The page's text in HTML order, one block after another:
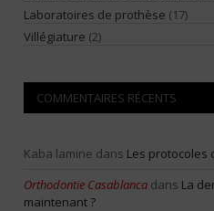
Laboratoires de prothèse (17)
Villégiature (2)
COMMENTAIRES RÉCENTS
Kaba lamine dans Les protocoles
Orthodontie Casablanca dans La
maintenant ?